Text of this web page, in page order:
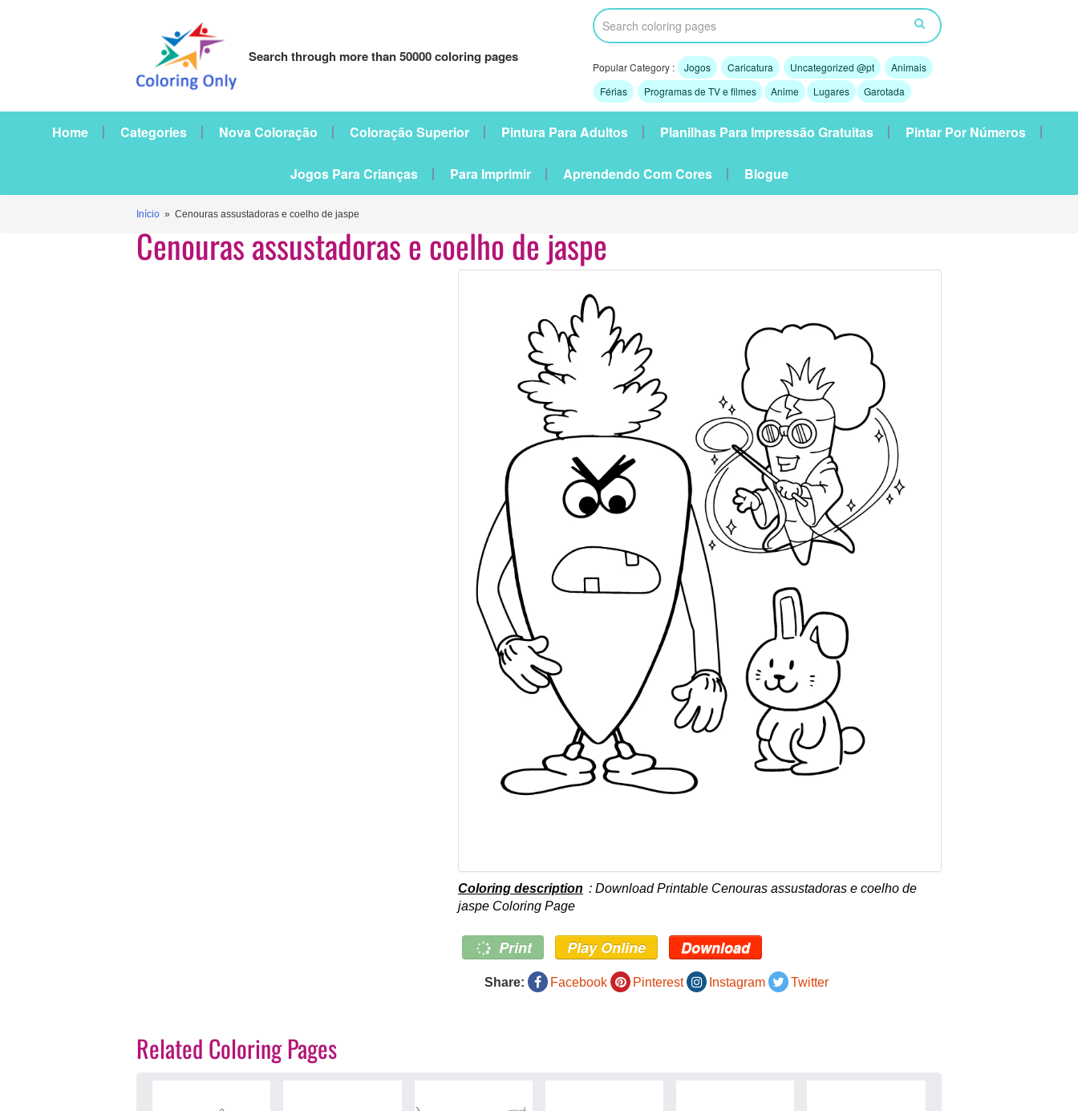
Search through more than 50000 coloring pages
Popular Category : Jogos Caricatura Uncategorized @pt
Animais
Férias
Programas de TV e filmes Anime Lugares Garotada
Home Categories Nova Coloração Coloração Superior Pintura Para Adultos Planilhas Para Impressão Gratuitas Pintar Por Números
Jogos Para Crianças Para Imprimir Aprendendo Com Cores Blogue
Início » Cenouras assustadoras e coelho de jaspe
Cenouras assustadoras e coelho de jaspe
Coloring description : Download Printable Cenouras assustadoras e coelho de
jaspe Coloring Page
Print Play Online Download
Share: Facebook Pinterest Instagram Twitter
Related Coloring Pages